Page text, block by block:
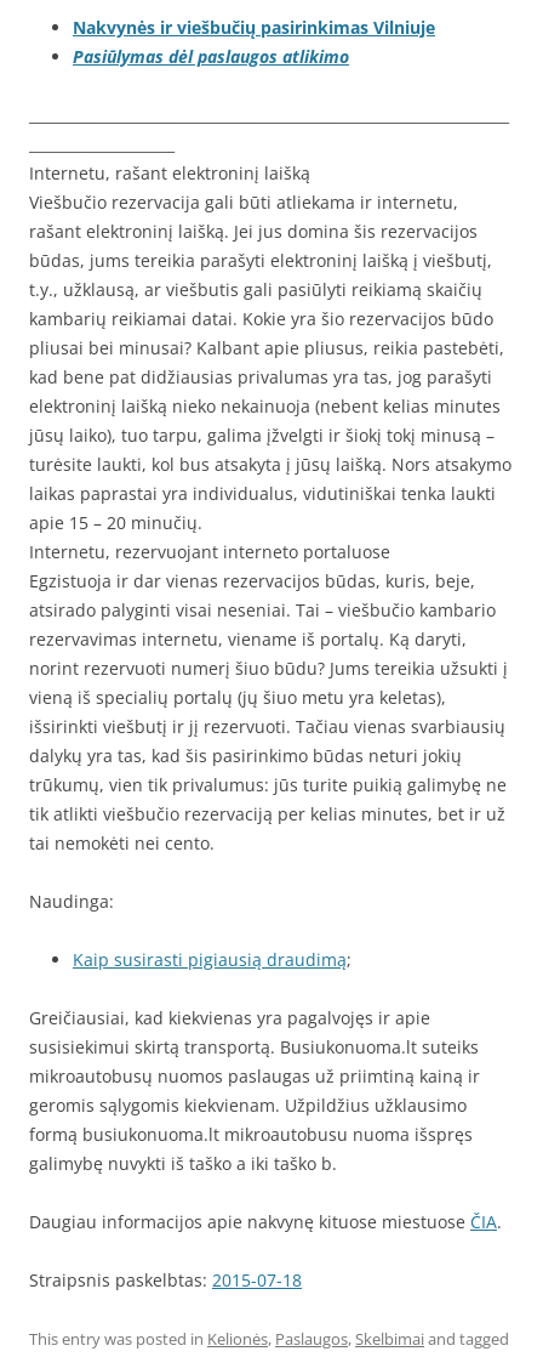
Nakvynės ir viešbučių pasirinkimas Vilniuje
Pasiūlymas dėl paslaugos atlikimo
Internetu, rašant elektroninį laišką
Viešbučio rezervacija gali būti atliekama ir internetu,
rašant elektroninį laišką. Jei jus domina šis rezervacijos
būdas, jums tereikia parašyti elektroninį laišką į viešbutį,
t.y., užklausą, ar viešbutis gali pasiūlyti reikiamą skaičių
kambarių reikiamai datai. Kokie yra šio rezervacijos būdo
pliusai bei minusai? Kalbant apie pliusus, reikia pastebėti,
kad bene pat didžiausias privalumas yra tas, jog parašyti
elektroninį laišką nieko nekainuoja (nebent kelias minutes
jūsų laiko), tuo tarpu, galima įžvelgti ir šiokį tokį minusą –
turėsite laukti, kol bus atsakyta į jūsų laišką. Nors atsakymo
laikas paprastai yra individualus, vidutiniškai tenka laukti
apie 15 – 20 minučių.
Internetu, rezervuojant interneto portaluose
Egzistuoja ir dar vienas rezervacijos būdas, kuris, beje,
atsirado palyginti visai neseniai. Tai – viešbučio kambario
rezervavimas internetu, viename iš portalų. Ką daryti,
norint rezervuoti numerį šiuo būdu? Jums tereikia užsukti į
vieną iš specialių portalų (jų šiuo metu yra keletas),
išsirinkti viešbutį ir jį rezervuoti. Tačiau vienas svarbiausių
dalykų yra tas, kad šis pasirinkimo būdas neturi jokių
trūkumų, vien tik privalumus: jūs turite puikią galimybę ne
tik atlikti viešbučio rezervaciją per kelias minutes, bet ir už
tai nemokėti nei cento.
Naudinga:
Kaip susirasti pigiausią draudimą;
Greičiausiai, kad kiekvienas yra pagalvojęs ir apie
susisiekimui skirtą transportą. Busiukonuoma.lt suteiks
mikroautobusų nuomos paslaugas už priimtiną kainą ir
geromis sąlygomis kiekvienam. Užpildžius užklausimo
formą busiukonuoma.lt mikroautobusu nuoma išspręs
galimybę nuvykti iš taško a iki taško b.
Daugiau informacijos apie nakvynę kituose miestuose ČIA.
Straipsnis paskelbtas: 2015-07-18
This entry was posted in Kelionės, Paslaugos,Skelbimaiand tagged